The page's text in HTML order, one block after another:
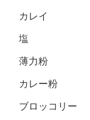
カレイ
塩
薄力粉
カレー粉
ブロッコリ